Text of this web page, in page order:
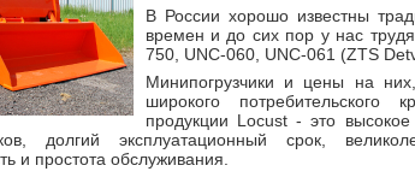
В России хорошо известны
времен и до сих пор у нас
750, UNC-060, UNC-061 (ZTS
Минипогрузчики и цены на
широкого потребительского
продукции Locust - это высокое
долгий эксплуатационный срок,
и простота обслуживания.